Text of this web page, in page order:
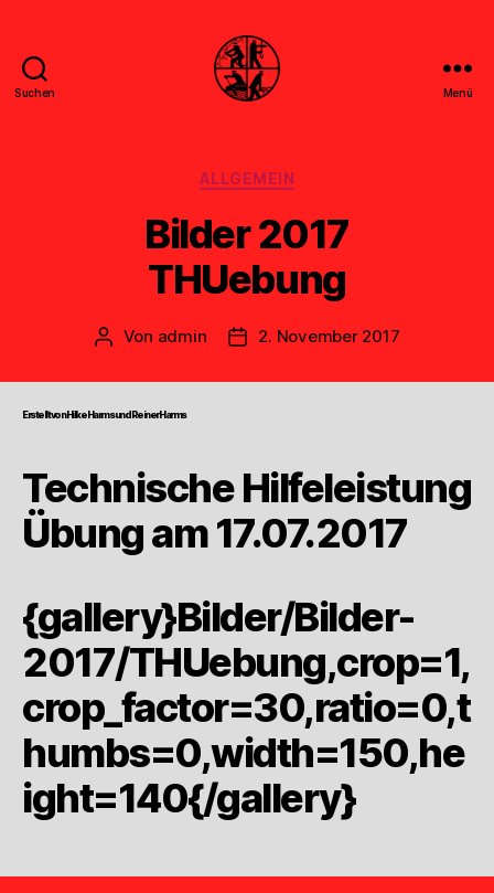
Suchen Menü
Kategorien
ALLGEMEIN
Bilder 2017
THUebung
Beitragsautor
Von admin Veröffentlichungsdatum
2. November 2017
Erstellt von Hilke Harms und Reiner Harms
Technische Hilfeleistung
Übung am 17.07.2017
{gallery}Bilder/Bilder-
2017/THUebung,crop=1,
crop_factor=30,ratio=0,t
humbs=0,width=150,he
ight=140{/gallery}